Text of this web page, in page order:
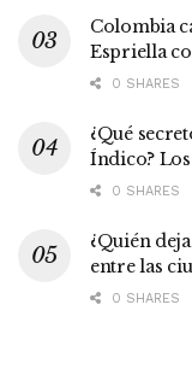
Colombia
Espriella
0 SHARES
¿Qué
Índico?
0 SHARES
¿Quién
entre las
0 SHARES